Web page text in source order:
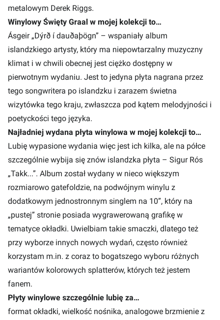
metalowym Derek Riggs.
Winylowy Święty Graal w mojej kolekcji to…
Ásgeir „Dýrð í dauðaþögn” – wspaniały album
islandzkiego artysty, który ma niepowtarzalny muzyczny
klimat i w chwili obecnej jest ciężko dostępny w
pierwotnym wydaniu. Jest to jedyna płyta nagrana przez
tego songwritera po islandzku i zarazem świetna
wizytówka tego kraju, zwłaszcza pod kątem melodyjności i
poetyckości tego języka.
Najładniej wydana płyta winylowa w mojej kolekcji to…
Lubię wypasione wydania więc jest ich kilka, ale na półce
szczególnie wybija się znów islandzka płyta – Sigur Rós
„Takk...”. Album został wydany w nieco większym
rozmiarowo gatefoldzie, na podwójnym winylu z
dodatkowym jednostronnym singlem na 10”, który na
„pustej” stronie posiada wygrawerowaną grafikę w
tematyce okładki. Uwielbiam takie smaczki, dlatego też
przy wyborze innych nowych wydań, często również
korzystam m.in. z coraz to bogatszego wyboru różnych
wariantów kolorowych splatterów, których też jestem
fanem.
Płyty winylowe szczególnie lubię za…
format okładki, wielkość nośnika, analogowe brzmienie z